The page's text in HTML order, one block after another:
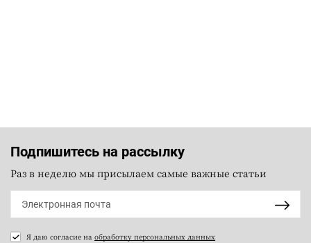
Подпишитесь на рассылку
Раз в неделю мы присылаем самые важные статьи
Я даю согласие на обработку персональных данных